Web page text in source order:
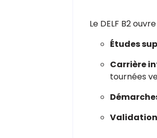
Le DELF B2
Études
Carrière
tournées